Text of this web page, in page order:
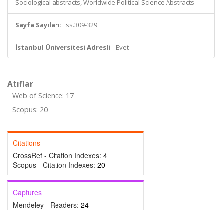
Sociological abstracts, Worldwide Political Science Abstracts
Sayfa Sayıları: ss.309-329
İstanbul Üniversitesi Adresli: Evet
Atıflar
Web of Science: 17
Scopus: 20
Citations
CrossRef - Citation Indexes: 4
Scopus - Citation Indexes: 20
Captures
Mendeley - Readers: 24